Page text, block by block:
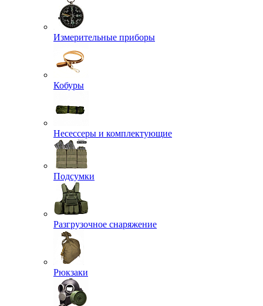
Измерительные приборы
Кобуры
Несессеры и комплектующие
Подсумки
Разгрузочное снаряжение
Рюкзаки